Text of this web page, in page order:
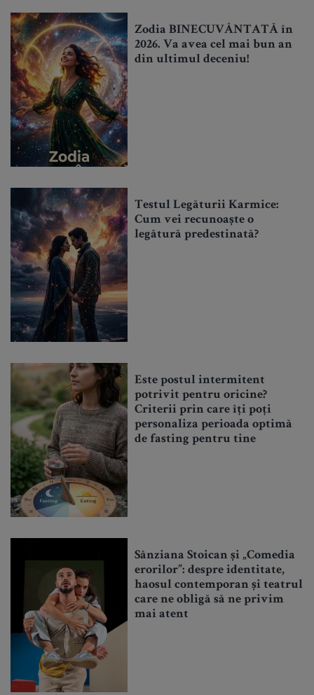
Zodia BINECUVÂNTATĂ în
2026. Va avea cel mai bun an
din ultimul deceniu!
Testul Legăturii Karmice:
Cum vei recunoaște o
legătură predestinată?
Este postul intermitent
potrivit pentru oricine?
Criterii prin care îți poți
personaliza perioada optimă
de fasting pentru tine
Sânziana Stoican și „Comedia
erorilor”: despre identitate,
haosul contemporan și teatrul
care ne obligă să ne privim
mai atent